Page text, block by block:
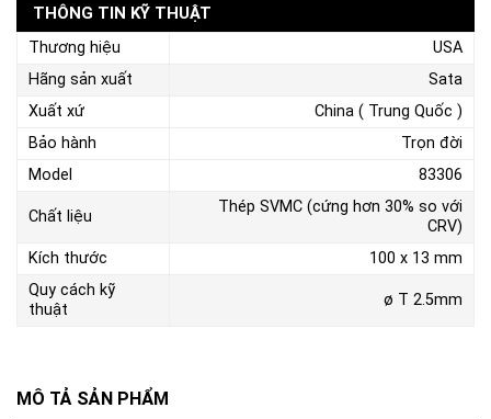
MÔ TẢ SẢN PHẨM
THÔNG TIN KỸ THUẬT
Thương hiệu
USA
Hãng sản xuất
Sata
Xuất xứ
China ( Trung Quốc )
Bảo hành
Trọn đời
Model
83306
Chất liệu
Thép SVMC (cứng hơn 30% so với
CRV)
Kích thước
100 x 13 mm
Quy cách kỹ
thuật
ø T 2.5mm